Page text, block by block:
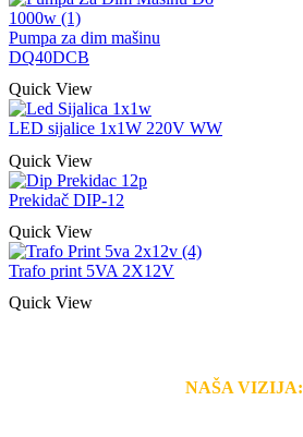
Pumpa za dim mašinu
DQ40DCB
Quick View
LED sijalice 1x1W 220V WW
Quick View
Prekidač DIP-12
Quick View
Trafo print 5VA 2X12V
Quick View
NAŠA VIZIJA: